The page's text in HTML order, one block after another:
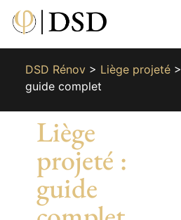
DSD Rénov> Liège projeté>
guide complet
Liège
projeté :
guide